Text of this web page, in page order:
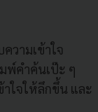
วามเข้าใจ
พ์คำค้นเป๊ะ ๆ
ใจให้ลึกขึ้น และ